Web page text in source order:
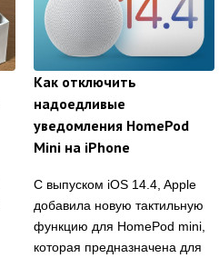
Как отключить
надоедливые
уведомления HomePod
Mini на iPhone
С выпуском iOS 14.4, Apple
добавила новую тактильную
функцию для HomePod mini,
которая предназначена для